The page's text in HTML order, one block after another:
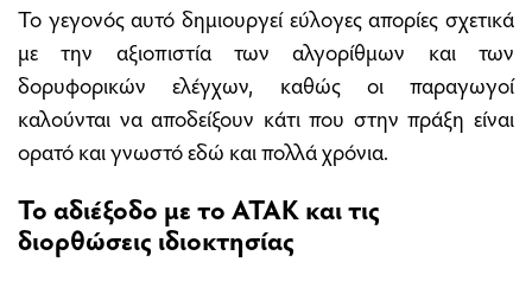
Το γεγονός αυτό δημιουργεί εύλογες απορίες σχετικά
με την αξιοπιστία των αλγορίθμων και των
δορυφορικών ελέγχων, καθώς οι παραγωγοί
καλούνται να αποδείξουν κάτι που στην πράξη είναι
ορατό και γνωστό εδώ και πολλά χρόνια.
Το αδιέξοδο με το ΑΤΑΚ και τις
διορθώσεις ιδιοκτησίας